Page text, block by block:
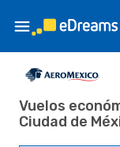
Vuelos
Ciudad de